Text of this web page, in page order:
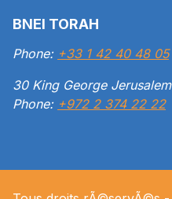
BNEI TORAH
Phone: +33 1 42 40 48 05
30 King George Jerusalem
Phone: +972 2 374 22 22